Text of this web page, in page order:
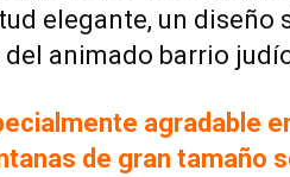
elegante, un diseño
animado barrio
agradable
de gran tamaño